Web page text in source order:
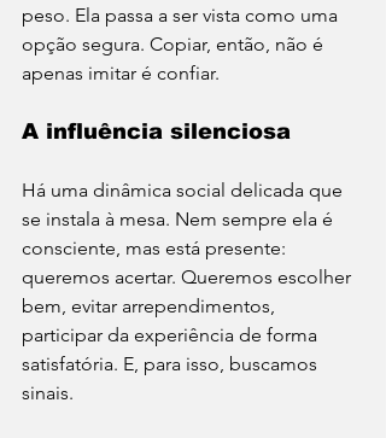
peso. Ela passa a ser vista como uma
opção segura. Copiar, então, não é
apenas imitar é confiar.
A influência silenciosa
Há uma dinâmica social delicada que
se instala à mesa. Nem sempre ela é
consciente, mas está presente:
queremos acertar. Queremos escolher
bem, evitar arrependimentos,
participar da experiência de forma
satisfatória. E, para isso, buscamos
sinais.